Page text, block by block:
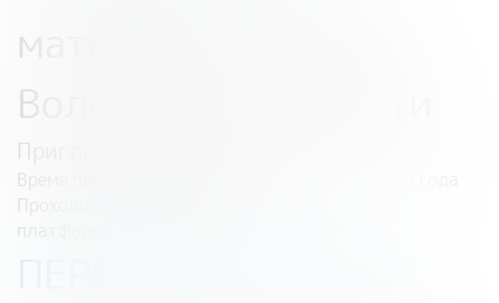
материалы — РЦФГ
Вологодской области
Пригласительный этап
Время проведения: 2 февраля – 10 марта 2026 года
Проходит в онлайн-формате на
платформе «Содружество»
ПЕРЕХОД НА РЕСУРС